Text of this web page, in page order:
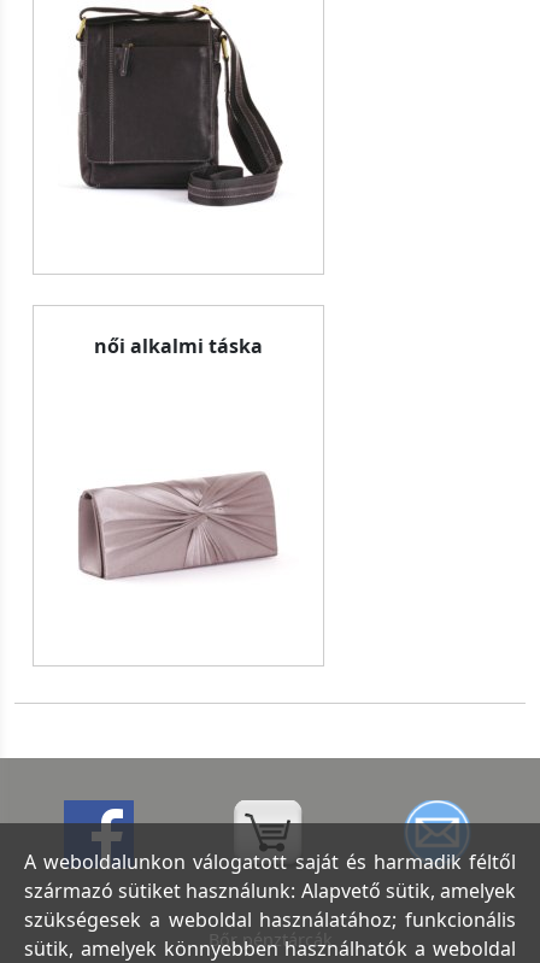
női alkalmi táska
Bőr pénztárcák
A weboldalunkon válogatott saját és harmadik féltől
származó sütiket használunk: Alapvető sütik, amelyek
szükségesek a weboldal használatához; funkcionális
sütik, amelyek könnyebben használhatók a weboldal